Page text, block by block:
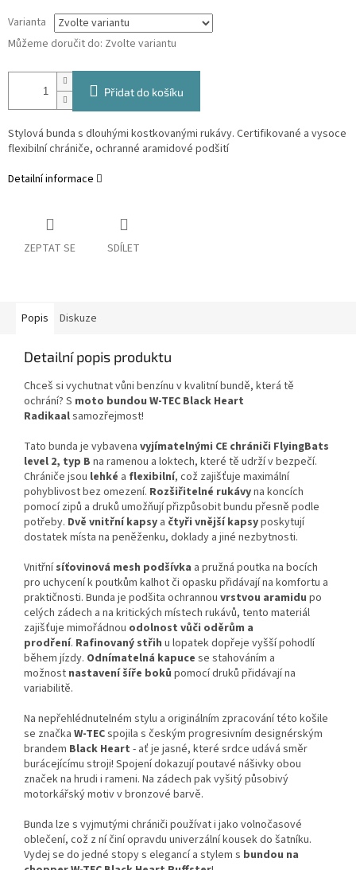
Varianta
Můžeme doručit do: Zvolte variantu
Přidat do košíku
Stylová bunda s dlouhými kostkovanými rukávy. Certifikované a vysoce
flexibilní chrániče, ochranné aramidové podšití
Detailní informace
ZEPTAT SE SDÍLET
Popis Diskuze
Detailní popis produktu
Chceš si vychutnat vůni benzínu v kvalitní bundě, která tě
ochrání? S moto bundou W-TEC Black Heart
Radikaalsamozřejmost!
Tato bunda je vybavena vyjímatelnými CE chrániči FlyingBats
level 2, typ B na ramenou a loktech, které tě udrží v bezpečí.
Chrániče jsou lehké a flexibilní, což zajišťuje maximální
pohyblivost bez omezení. Rozšiřitelné rukávyna koncích
pomocí zipů a druků umožňují přizpůsobit bundu přesně podle
potřeby. Dvě vnitřní kapsy a čtyři vnější kapsyposkytují
dostatek místa na peněženku, doklady a jiné nezbytnosti.
Vnitřní síťovinová mesh podšívka a pružná poutka na bocích
pro uchycení k poutkům kalhot či opasku přidávají na komfortu a
praktičnosti. Bunda je podšita ochrannou vrstvou aramidu po
celých zádech a na kritických místech rukávů, tento materiál
zajišťuje mimořádnou odolnost vůči oděrům a
prodření. Rafinovaný střih u lopatek dopřeje vyšší pohodlí
během jízdy. Odnímatelná kapuce se stahováním a
možnost nastavení šíře boků pomocí druků přidávají na
variabilitě.
Na nepřehlédnutelném stylu a originálním zpracování této košile
se značka W-TECspojila s českým progresivním designérským
brandem Black Heart - ať je jasné, které srdce udává směr
burácejícímu stroji! Spojení dokazují poutavé nášivky obou
značek na hrudi i rameni. Na zádech pak vyšitý působivý
motorkářský motiv v bronzové barvě.
Bunda lze s vyjmutými chrániči používat i jako volnočasové
oblečení, což z ní činí opravdu univerzální kousek do šatníku.
Vydej se do jedné stopy s elegancí a stylem s bundou na